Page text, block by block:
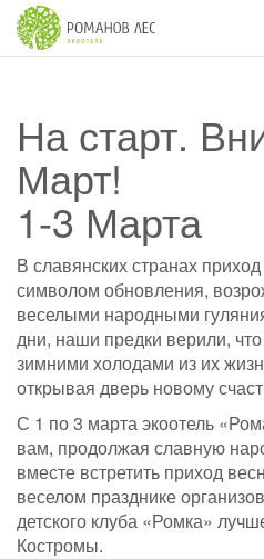
На старт.
Март!
1-3 Марта
В славянских странах
символом обновления,
веселыми народными
дни, наши предки верили,
зимними холодами из их
открывая дверь новому
С 1 по 3 марта экоотель
вам, продолжая славную
вместе встретить приход
веселом празднике
детского клуба «Ромка»
Костромы.